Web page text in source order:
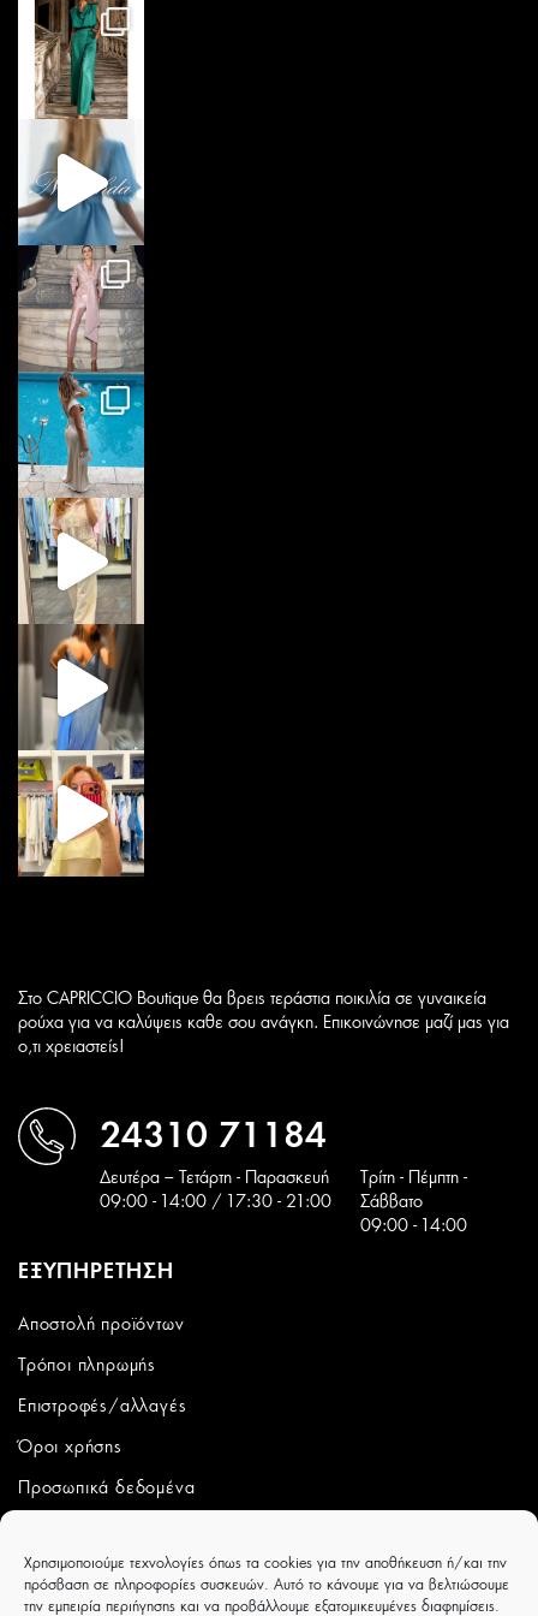
Χρησιμοποιούμε τεχνολογίες όπως τα cookies για την αποθήκευση ή/και την
πρόσβαση σε πληροφορίες συσκευών. Αυτό το κάνουμε για να βελτιώσουμε
την εμπειρία περιήγησης και να προβάλλουμε εξατομικευμένες διαφημίσεις.
Στο CAPRICCIO Boutique θα βρεις τεράστια ποικιλία σε γυναικεία
ρούχα για να καλύψεις καθε σου ανάγκη. Επικοινώνησε μαζί μας για
ο,τι χρειαστείς!
24310 71184
Δευτέρα – Τετάρτη - Παρασκευή
09:00 - 14:00 / 17:30 - 21:00
Tρίτη - Πέμπτη -
Σάββατο
09:00 - 14:00
ΕΞΥΠΗΡΕΤΗΣΗ
Αποστολή προϊόντων
Τρόποι πληρωμής
Επιστροφές/αλλαγές
Όροι χρήσης
Προσωπικά δεδομένα
Ο λογαριασμός μου